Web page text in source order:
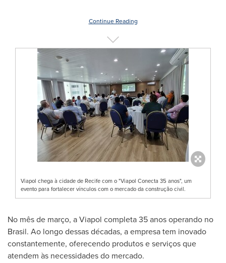
Continue Reading
Viapol chega à cidade de Recife com o "Viapol Conecta 35 anos", um
evento para fortalecer vínculos com o mercado da construção civil.
No mês de março, a Viapol completa 35 anos operando no
Brasil. Ao longo dessas décadas, a empresa tem inovado
constantemente, oferecendo produtos e serviços que
atendem às necessidades do mercado.